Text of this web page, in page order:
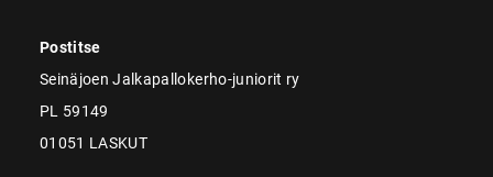
Postitse
Seinäjoen Jalkapallokerho-juniorit ry
PL 59149
01051 LASKUT